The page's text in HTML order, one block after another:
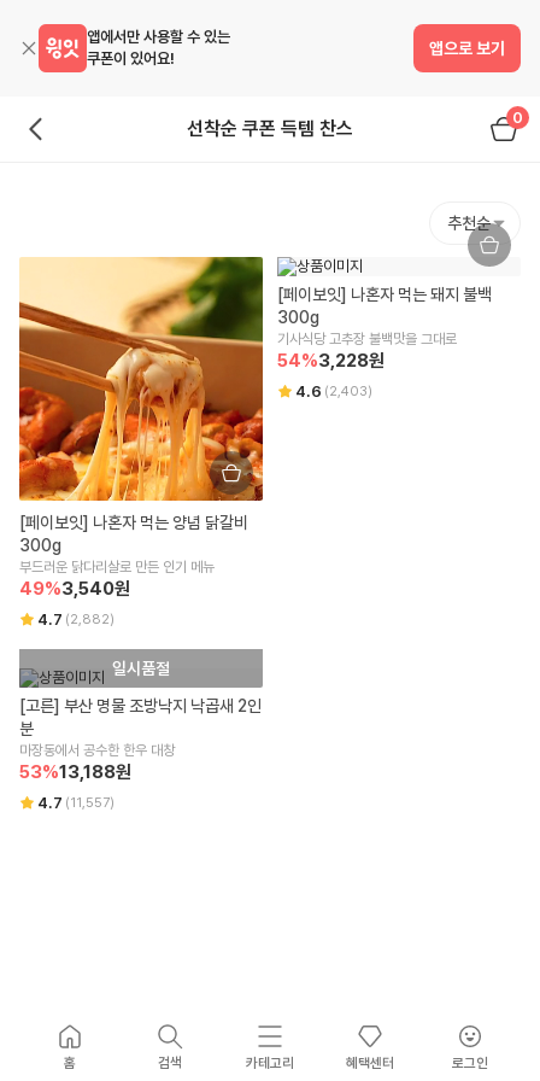
앱에서만 사용할 수 있는
쿠폰이 있어요!
앱으로 보기
선착순 쿠폰 득템 찬스 0
추천순
[페이보잇] 나혼자 먹는 양념 닭갈비
300g
부드러운 닭다리살로 만든 인기 메뉴
49%3,540원
4.7 (2,882)
[페이보잇] 나혼자 먹는 돼지 불백
300g
기사식당 고추장 불백맛을 그대로
54%3,228원
4.6 (2,403)
일시품절
[고른] 부산 명물 조방낙지 낙곱새 2인
분
마장동에서 공수한 한우 대창
53%13,188원
4.7 (11,557)
홈 검색 카테고리 혜택센터 로그인